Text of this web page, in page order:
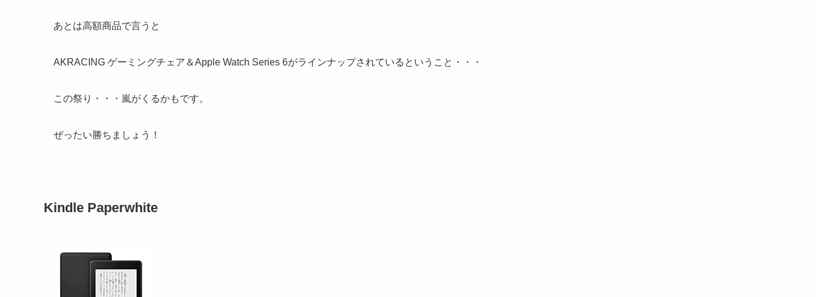
あとは高額商品で言うと
AKRACING ゲーミングチェア＆Apple Watch Series 6がラインナップされているということ・・・
この祭り・・・嵐がくるかもです。
ぜったい勝ちましょう！
Kindle Paperwhite